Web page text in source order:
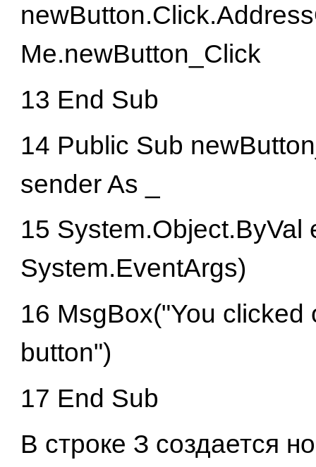
Me.newButton_Click
13 End Sub
14 Public Sub
sender As _
15 System.Object.ByVal
System.EventArgs)
16 MsgBox("You clicked
button")
17 End Sub
В строке З создается